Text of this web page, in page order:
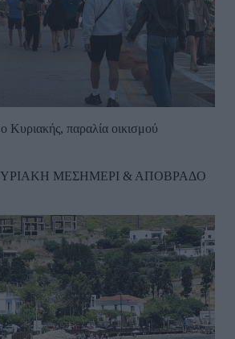
Κυριακής, παραλία οικισμού
ΜΕΣΗΜΕΡΙ & ΑΠΟΒΡΑΔΟ